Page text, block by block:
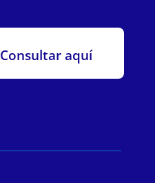
Consultar aquí